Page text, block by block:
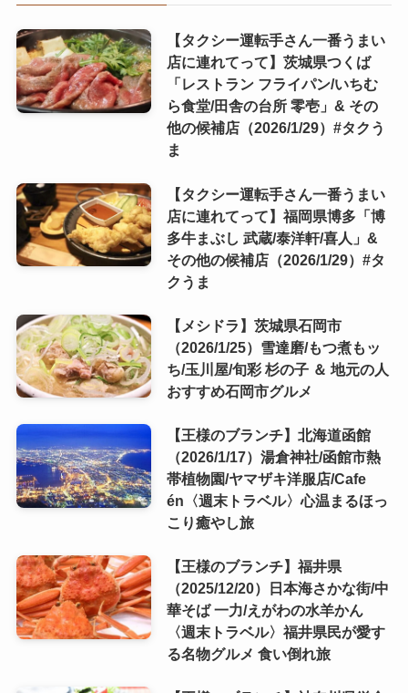
【タクシー運転手さん一番うまい
店に連れてって】茨城県つくば
「レストラン フライパン/いちむ
ら食堂/田舎の台所 零壱」& その
他の候補店（2026/1/29）#タクう
ま
【タクシー運転手さん一番うまい
店に連れてって】福岡県博多「博
多牛まぶし 武蔵/泰洋軒/喜人」&
その他の候補店（2026/1/29）#タ
クうま
【メシドラ】茨城県石岡市
（2026/1/25）雪達磨/もつ煮もッ
ち/玉川屋/旬彩 杉の子 ＆ 地元の人
おすすめ石岡市グルメ
【王様のブランチ】北海道函館
（2026/1/17）湯倉神社/函館市熱
帯植物園/ヤマザキ洋服店/Cafe
én〈週末トラベル〉心温まるほっ
こり癒やし旅
【王様のブランチ】福井県
（2025/12/20）日本海さかな街/中
華そば 一力/えがわの水羊かん
〈週末トラベル〉福井県民が愛す
る名物グルメ 食い倒れ旅